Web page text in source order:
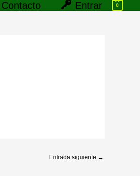
Contacto Entrar 0
Entrada siguiente →